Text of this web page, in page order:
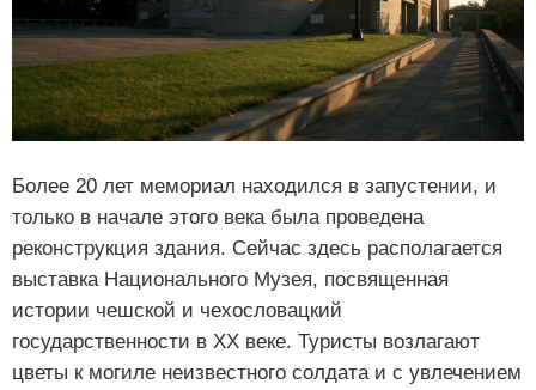
Более 20 лет мемориал находился в запустении, и
только в начале этого века была проведена
реконструкция здания. Сейчас здесь располагается
выставка Национального Музея, посвященная
истории чешской и чехословацкий
государственности в XX веке. Туристы возлагают
цветы к могиле неизвестного солдата и с увлечением